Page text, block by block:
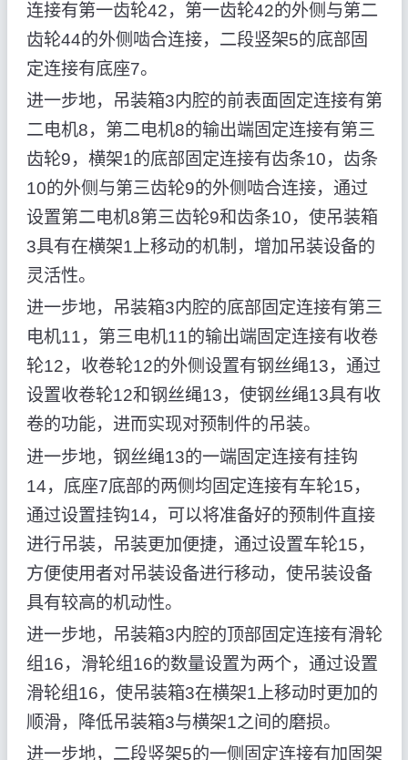
连接有第一齿轮42，第一齿轮42的外侧与第二
齿轮44的外侧啮合连接，二段竖架5的底部固
定连接有底座7。
进一步地，吊装箱3内腔的前表面固定连接有第
二电机8，第二电机8的输出端固定连接有第三
齿轮9，横架1的底部固定连接有齿条10，齿条
10的外侧与第三齿轮9的外侧啮合连接，通过
设置第二电机8第三齿轮9和齿条10，使吊装箱
3具有在横架1上移动的机制，增加吊装设备的
灵活性。
进一步地，吊装箱3内腔的底部固定连接有第三
电机11，第三电机11的输出端固定连接有收卷
轮12，收卷轮12的外侧设置有钢丝绳13，通过
设置收卷轮12和钢丝绳13，使钢丝绳13具有收
卷的功能，进而实现对预制件的吊装。
进一步地，钢丝绳13的一端固定连接有挂钩
14，底座7底部的两侧均固定连接有车轮15，
通过设置挂钩14，可以将准备好的预制件直接
进行吊装，吊装更加便捷，通过设置车轮15，
方便使用者对吊装设备进行移动，使吊装设备
具有较高的机动性。
进一步地，吊装箱3内腔的顶部固定连接有滑轮
组16，滑轮组16的数量设置为两个，通过设置
滑轮组16，使吊装箱3在横架1上移动时更加的
顺滑，降低吊装箱3与横架1之间的磨损。
进一步地，二段竖架5的一侧固定连接有加固架